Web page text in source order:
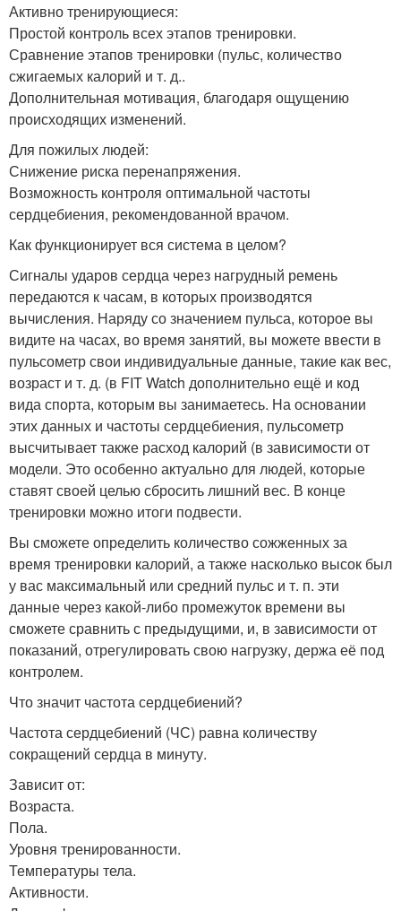
Активно тренирующиеся:
Простой контроль всех этапов тренировки.
Сравнение этапов тренировки (пульс, количество
сжигаемых калорий и т. д..
Дополнительная мотивация, благодаря ощущению
происходящих изменений.
Для пожилых людей:
Снижение риска перенапряжения.
Возможность контроля оптимальной частоты
сердцебиения, рекомендованной врачом.
Как функционирует вся система в целом?
Сигналы ударов сердца через нагрудный ремень
передаются к часам, в которых производятся
вычисления. Наряду со значением пульса, которое вы
видите на часах, во время занятий, вы можете ввести в
пульсометр свои индивидуальные данные, такие как вес,
возраст и т. д. (в FIT Watch дополнительно ещё и код
вида спорта, которым вы занимаетесь. На основании
этих данных и частоты сердцебиения, пульсометр
высчитывает также расход калорий (в зависимости от
модели. Это особенно актуально для людей, которые
ставят своей целью сбросить лишний вес. В конце
тренировки можно итоги подвести.
Вы сможете определить количество сожженных за
время тренировки калорий, а также насколько высок был
у вас максимальный или средний пульс и т. п. эти
данные через какой-либо промежуток времени вы
сможете сравнить с предыдущими, и, в зависимости от
показаний, отрегулировать свою нагрузку, держа её под
контролем.
Что значит частота сердцебиений?
Частота сердцебиений (ЧС) равна количеству
сокращений сердца в минуту.
Зависит от:
Возраста.
Пола.
Уровня тренированности.
Температуры тела.
Активности.